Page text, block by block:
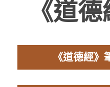
《道德
《道德經